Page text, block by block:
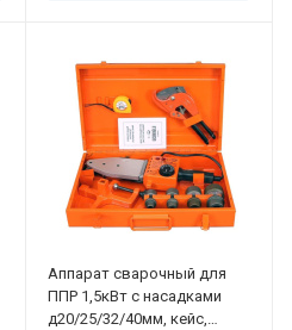
Аппарат сварочный для
ППР 1,5кВт с насадками
д20/25/32/40мм, кейс,